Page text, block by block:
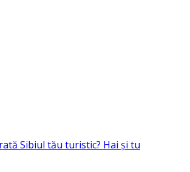
Sibiul tău turistic? Hai și tu